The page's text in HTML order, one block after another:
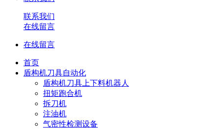
联系我们
在线留言
在线留言
首页
盾构机刀具自动化
盾构机刀具上下料机器人
扭矩跑合机
拆刀机
注油机
气密性检测设备